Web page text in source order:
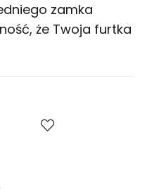
zamka
że Twoja furtka